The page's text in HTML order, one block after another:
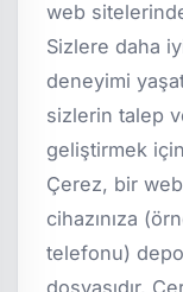
web
Sizlere daha
deneyimi
sizlerin talep
geliştirmek
Çerez, bir
cihazınıza
telefonu)
dosyasıdır.